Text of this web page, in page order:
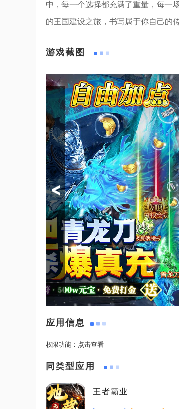
中，每一个选择都充满了重量，每一
的王国建设之旅，书写属于你自己的
游戏截图
应用信息
权限功能： 点击查看
同类型应用
王者霸业